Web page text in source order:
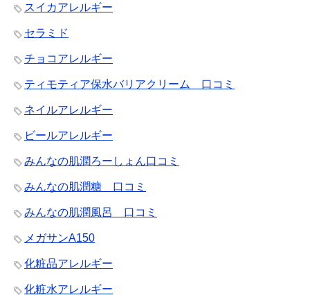
スイカアレルギー
セラミド
チョコアレルギー
ティモティア保水バリアクリーム 口コミ
ネイルアレルギー
ビールアレルギー
みんなの肌潤ろーしょん口コミ
みんなの肌潤糖 口コミ
みんなの肌潤風呂 口コミ
メガサンA150
化粧品アレルギー
化粧水アレルギー